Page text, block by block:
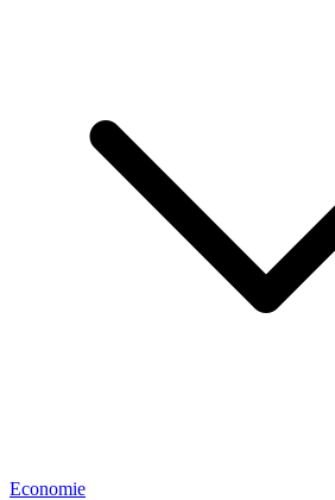
Economie